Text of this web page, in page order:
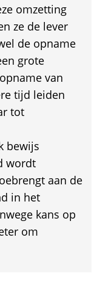
omzetting
ze de lever
de opname
grote
van
tijd leiden
tot
bewijs
wordt
aan de
in het
kans op
om